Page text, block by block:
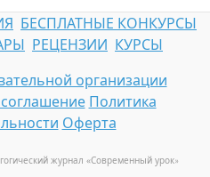
БЕСПЛАТНЫЕ КОНКУРСЫ
РЕЦЕНЗИИ КУРСЫ
организации
Политика
Оферта
журнал «Современный урок»